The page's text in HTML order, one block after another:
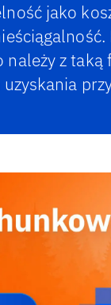
jako
należy z